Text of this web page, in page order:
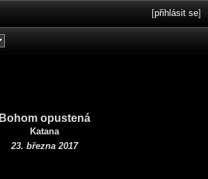
[přihlásit se]
Bohom opustená
Katana
23. března 2017